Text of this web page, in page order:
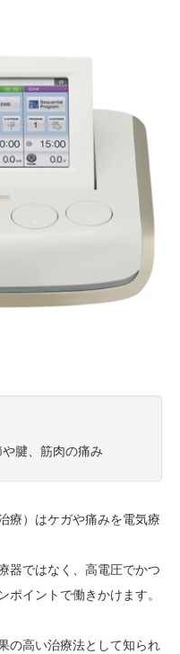
腱、筋肉の痛み
療）はケガや痛みを電気療
器ではなく、高電圧でかつ
イントで働きかけます。
の高い治療法として知られ